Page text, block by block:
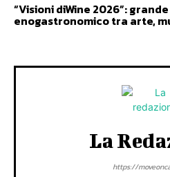
“Visioni diWine 2026”:
enogastronomico tra arte,
La
https://